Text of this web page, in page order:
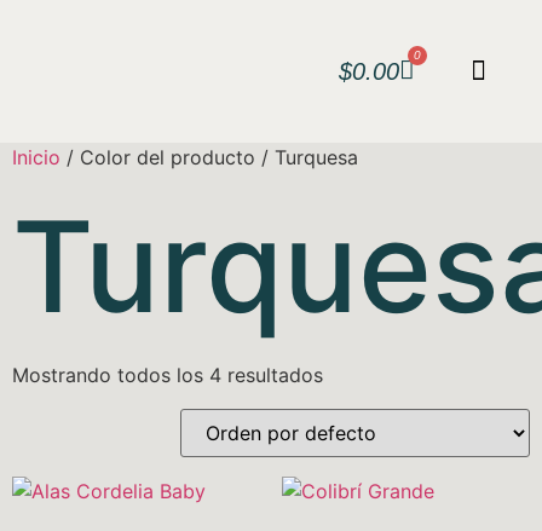
$0.00
0
Inicio / Color del producto / Turquesa
Mostrando todos los 4 resultados